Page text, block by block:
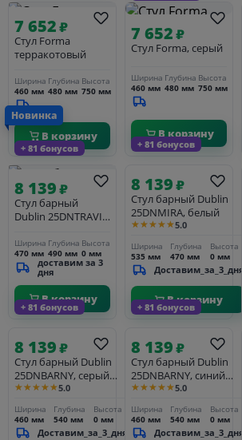
7 652₽
Стул Forma
терракотовый
Ширина
460 мм
Глубина
480 мм
Высота
750 мм
В корзину
7 652₽
Стул Forma, серый
Ширина
460 мм
Глубина
480 мм
Высота
750 мм
В корзину
+ 81 бонусов
Новинка
8 139₽
Стул барный
Dublin 25DNTRAVIS,
Ширина
470 мм
Глубина
490 мм
Высота
0 мм
доставим за 3
дня
В корзину
+ 81 бонусов
8 139₽
Стул барный Dublin
25DNMIRA, белый
★★★★★5.0
Ширина
535 мм
Глубина
470 мм
Высота
0 мм
Доставим_за_3_дня
В корзину
+ 81 бонусов
8 139₽
Стул барный Dublin
25DNBARNY, серый
велюр (MJ9-75)
★★★★★5.0
Ширина
460 мм
Глубина
540 мм
Высота
0 мм
Доставим_за_3_дня
+ 81 бонусов
8 139₽
Стул барный Dublin
25DNBARNY, синий
велюр (MJ9-117)
★★★★★5.0
Ширина
460 мм
Глубина
540 мм
Высота
0 мм
Доставим_за_3_дня